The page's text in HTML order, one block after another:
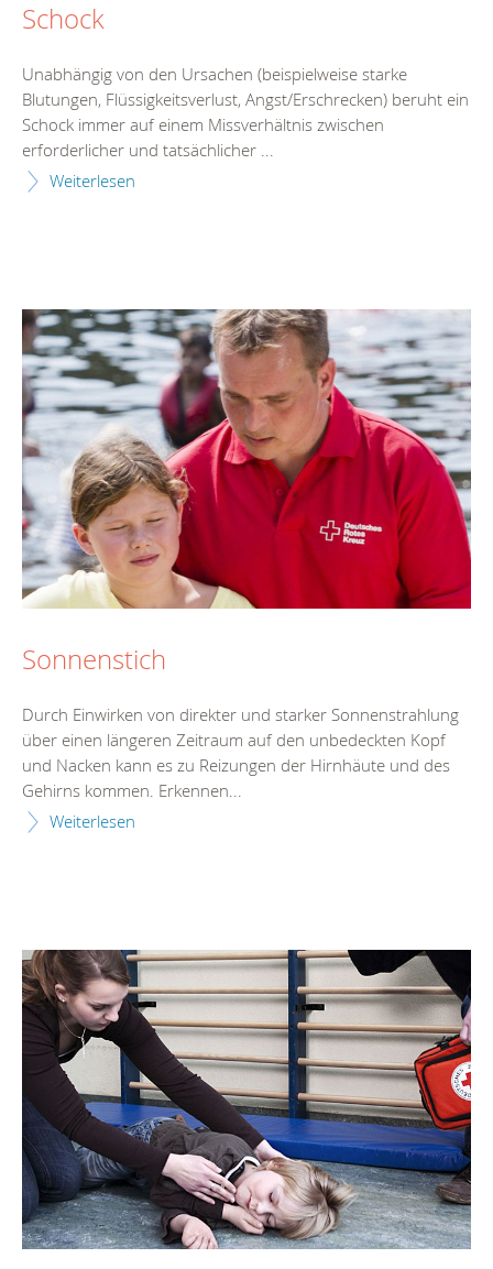
Schock
Unabhängig von den Ursachen (beispielweise starke
Blutungen, Flüssigkeitsverlust, Angst/Erschrecken) beruht ein
Schock immer auf einem Missverhältnis zwischen
erforderlicher und tatsächlicher ...
Weiterlesen
Sonnenstich
Durch Einwirken von direkter und starker Sonnenstrahlung
über einen längeren Zeitraum auf den unbedeckten Kopf
und Nacken kann es zu Reizungen der Hirnhäute und des
Gehirns kommen. Erkennen...
Weiterlesen